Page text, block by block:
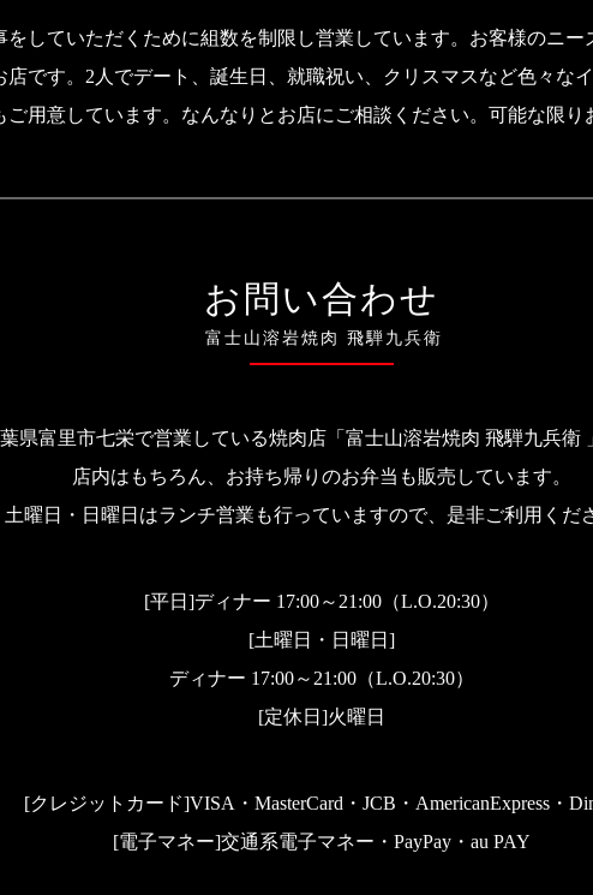
をしていただくために組数を制限し営業しています。お客様のニー
店です。2人でデート、誕生日、就職祝い、クリスマスなど色々な
ご用意しています。なんなりとお店にご相談ください。可能な限り
お問い合わせ
富士山溶岩焼肉 飛騨九兵衛
県富里市七栄で営業している焼肉店「富士山溶岩焼肉 飛騨九兵衛
店内はもちろん、お持ち帰りのお弁当も販売しています。
土曜日・日曜日はランチ営業も行っていますので、是非ご利用くだ
[平日]ディナー 17:00～21:00（L.O.20:30）
[土曜日・日曜日]
ディナー 17:00～21:00（L.O.20:30）
[定休日]火曜日
[クレジットカード]VISA・MasterCard・JCB・AmericanExpress・
[電子マネー]交通系電子マネー・PayPay・au PAY